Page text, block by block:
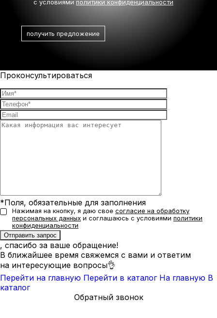
с условиями политики конфиденциальности
Проконсультироваться
*Поля, обязательные для заполнения
Нажимая на кнопку, я даю свое согласие на обработку
персональных данных и соглашаюсь с условиями политики
конфиденциальности
, спасибо за ваше обращение!
В ближайшее время свяжемся с вами и ответим
на интересующие вопросы👌
Перейти на главную Перейти в каталог На главную В
каталог
Обратный звонок